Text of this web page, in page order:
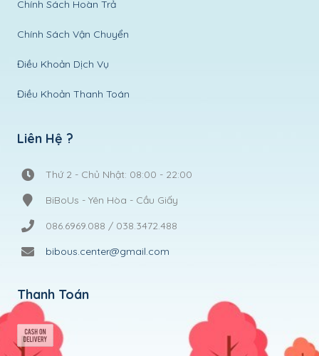
Chính Sách Hoàn Trả
Chính Sách Vận Chuyển
Điều Khoản Dịch Vụ
Điều Khoản Thanh Toán
Liên Hệ ?
Thứ 2 - Chủ Nhật: 08:00 - 22:00
BiBoUs - Yên Hòa - Cầu Giấy
086.6969.088 / 038.3472.488
bibous.center@gmail.com
Thanh Toán